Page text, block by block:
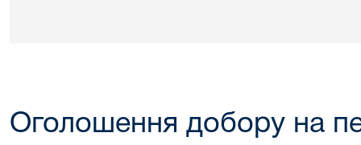
Оголошення добору на